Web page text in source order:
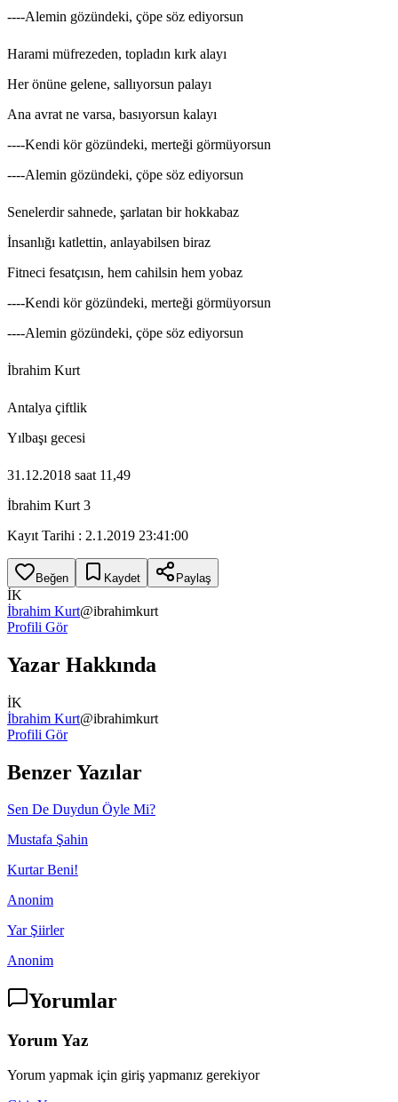
----Alemin gözündeki, çöpe söz ediyorsun
Harami müfrezeden, topladın kırk alayı
Her önüne gelene, sallıyorsun palayı
Ana avrat ne varsa, basıyorsun kalayı
----Kendi kör gözündeki, merteği görmüyorsun
----Alemin gözündeki, çöpe söz ediyorsun
Senelerdir sahnede, şarlatan bir hokkabaz
İnsanlığı katlettin, anlayabilsen biraz
Fitneci fesatçısın, hem cahilsin hem yobaz
----Kendi kör gözündeki, merteği görmüyorsun
----Alemin gözündeki, çöpe söz ediyorsun
İbrahim Kurt
Antalya çiftlik
Yılbaşı gecesi
31.12.2018 saat 11,49
İbrahim Kurt 3
Kayıt Tarihi : 2.1.2019 23:41:00
Beğen Kaydet Paylaş
İK
İbrahim Kurt@ibrahimkurt
Profili Gör
Yazar Hakkında
İK
İbrahim Kurt@ibrahimkurt
Profili Gör
Benzer Yazılar
Sen De Duydun Öyle Mi?
Mustafa Şahin
Kurtar Beni!
Anonim
Yar Şiirler
Anonim
Yorumlar
Yorum Yaz
Yorum yapmak için giriş yapmanız gerekiyor